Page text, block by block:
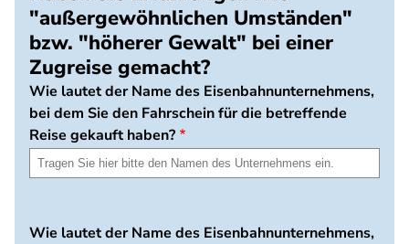
"außergewöhnlichen Umständen"
bzw. "höherer Gewalt" bei einer
Zugreise gemacht?
Wie lautet der Name des Eisenbahnunternehmens,
bei dem Sie den Fahrschein für die betreffende
Reise gekauft haben?
Wie lautet der Name des Eisenbahnunternehmens,